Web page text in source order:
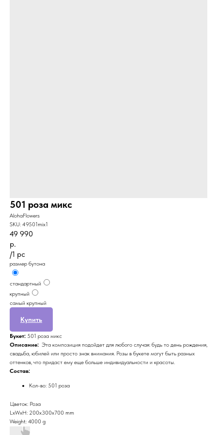
501 роза микс
AlohaFlowers
SKU: 49501mix1
49 990
р.
/1 pc
размер бутона
стандартный
крупный
самый крупный
Купить
Букет: 501 роза микс
Описание: Эта композиция подойдет для любого случая: будь то день рождения,
свадьба, юбилей или просто знак внимания. Розы в букете могут быть разных
оттенков, что придаст ему еще больше индивидуальности и красоты.
Состав:
Кол-во: 501 роза
Цветок: Роза
LxWxH: 200x300x700 mm
Weight: 4000 g